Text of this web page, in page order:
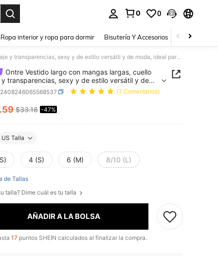
0 0
Ropa interior y ropa para dormir Bisutería Y Accesorios Zapatos
Ontre Vestido largo con mangas largas, cuello encaje y transparencias, sexy y de estilo versátil y de moda, ideal para Año Nuevo
Ontre Vestido largo con mangas largas, cuello
y transparencias, sexy y de estilo versátil y de
para Año Nuevo
(7 Comentarios)
AND AVAILABILITY
.59 $33.18 -47%
US Talla
4 (S) 6 (M) 8/10 (L)
de Tallas
talla? Dime cuál es tu talla
AÑADIR A LA BOLSA
17 puntos SHEIN calculados al finalizar la compra.